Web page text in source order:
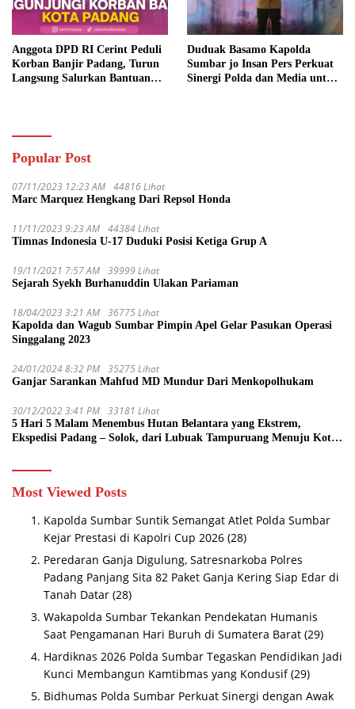
Anggota DPD RI Cerint Peduli
Korban Banjir Padang, Turun
Langsung Salurkan Bantuan
Duduak Basamo Kapolda
Sumbar jo Insan Pers Perkuat
Sinergi Polda dan Media untuk
Popular Post
07/11/2023 12:23 AM 44816 Lihat
Marc Marquez Hengkang Dari Repsol Honda
11/11/2023 9:23 AM 44384 Lihat
Timnas Indonesia U-17 Duduki Posisi Ketiga Grup A
19/11/2021 7:57 AM 39999 Lihat
Sejarah Syekh Burhanuddin Ulakan Pariaman
18/04/2023 3:21 AM 36775 Lihat
Kapolda dan Wagub Sumbar Pimpin Apel Gelar Pasukan Operasi
Singgalang 2023
24/01/2024 8:32 PM 35275 Lihat
Ganjar Sarankan Mahfud MD Mundur Dari Menkopolhukam
30/12/2022 3:41 PM 33181 Lihat
5 Hari 5 Malam Menembus Hutan Belantara yang Ekstrem,
Ekspedisi Padang – Solok, dari Lubuak Tampuruang Menuju Koto
Most Viewed Posts
Kapolda Sumbar Suntik Semangat Atlet Polda Sumbar
Kejar Prestasi di Kapolri Cup 2026 (28)
Peredaran Ganja Digulung, Satresnarkoba Polres
Padang Panjang Sita 82 Paket Ganja Kering Siap Edar di
Tanah Datar (28)
Wakapolda Sumbar Tekankan Pendekatan Humanis
Saat Pengamanan Hari Buruh di Sumatera Barat (29)
Hardiknas 2026 Polda Sumbar Tegaskan Pendidikan Jadi
Kunci Membangun Kamtibmas yang Kondusif (29)
Bidhumas Polda Sumbar Perkuat Sinergi dengan Awak